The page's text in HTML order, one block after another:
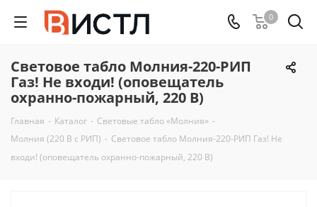
0
Световое табло Молния-220-РИП
Газ! Не входи! (оповещатель
охранно-пожарный, 220 В)
Главная - Каталог - Световые табло «Молния» -
Молния (220 В с РИП) - Световое табло Молния-220-РИП Газ! Не
входи! (оповещатель охранно-пожарный, 220 В)